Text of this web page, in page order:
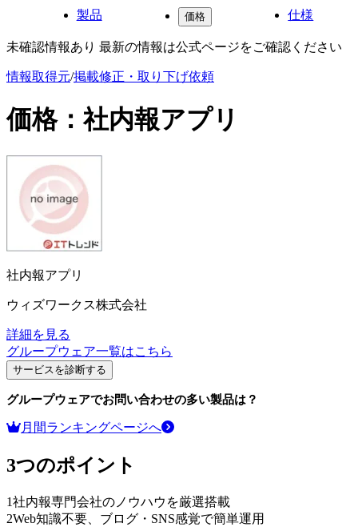
製品 価格 仕様
未確認情報あり 最新の情報は公式ページをご確認ください
情報取得元/掲載修正・取り下げ依頼
価格：社内報アプリ
社内報アプリ
ウィズワークス株式会社
詳細を見る
グループウェア一覧はこちら
サービスを診断する
グループウェアでお問い合わせの多い製品は？
月間ランキングページへ
3つのポイント
1社内報専門会社のノウハウを厳選搭載
2Web知識不要、ブログ・SNS感覚で簡単運用